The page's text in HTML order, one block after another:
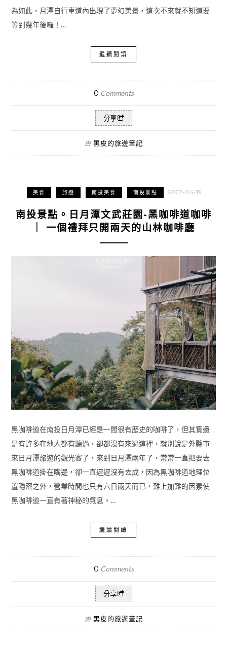
為如此，月潭自行車道內出現了夢幻美景，這次不來就不知道要
等到幾年後囉！…
繼續閱讀
0 Comments
分享
由 黑皮的旅遊筆記
美食 旅遊 南投美食 南投景點 2022-04-19
南投景點。日月潭文武莊園-黑咖啡道咖啡
｜ 一個禮拜只開兩天的山林咖啡廳
黑咖啡道在南投日月潭已經是一間很有歷史的咖啡了，但其實還
是有許多在地人都有聽過，卻都沒有來過這裡，就別說是外縣市
來日月潭旅遊的觀光客了，來到日月潭兩年了，常常一直把要去
黑咖啡道掛在嘴邊，卻一直遲遲沒有去成，因為黑咖啡道地理位
置隱密之外，營業時間也只有六日兩天而已，難上加難的因素使
黑咖啡道一直有著神秘的氣息。…
繼續閱讀
0 Comments
分享
由 黑皮的旅遊筆記